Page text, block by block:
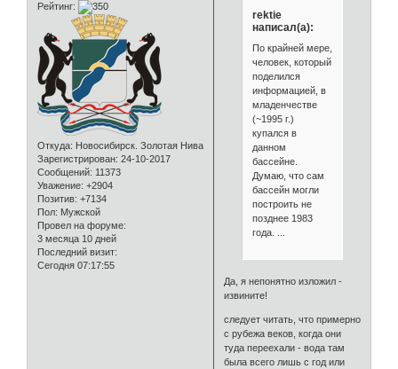
Рейтинг:
Откуда: Новосибирск. Золотая Нива
Зарегистрирован: 24-10-2017
Сообщений: 11373
Уважение: +2904
Позитив: +7134
Пол: Мужской
Провел на форуме:
3 месяца 10 дней
Последний визит:
Сегодня 07:17:55
rektie
написал(а):
По крайней мере,
человек, который
поделился
информацией, в
младенчестве
(~1995 г.)
купался в
данном
бассейне.
Думаю, что сам
бассейн могли
построить не
позднее 1983
года. ...
Да, я непонятно изложил -
извините!
следует читать, что примерно
с рубежа веков, когда они
туда переехали - вода там
была всего лишь с год или